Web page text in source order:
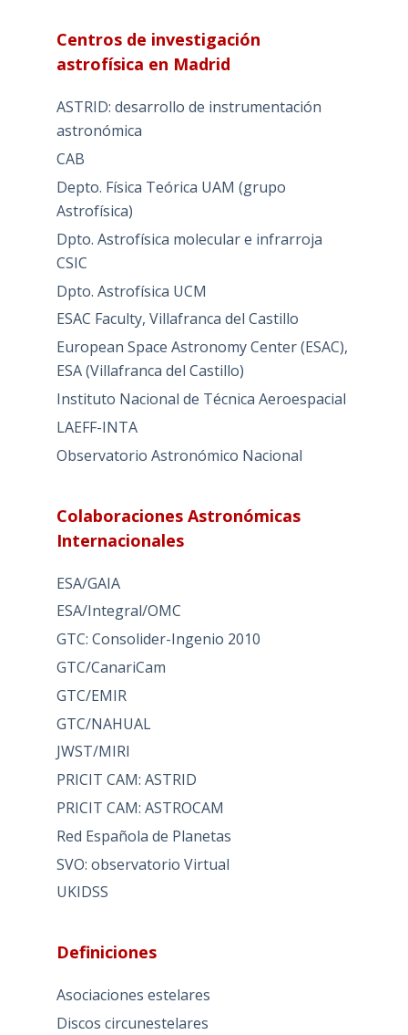
Centros de investigación
astrofísica en Madrid
ASTRID: desarrollo de instrumentación
astronómica
CAB
Depto. Física Teórica UAM (grupo
Astrofísica)
Dpto. Astrofísica molecular e infrarroja
CSIC
Dpto. Astrofísica UCM
ESAC Faculty, Villafranca del Castillo
European Space Astronomy Center (ESAC),
ESA (Villafranca del Castillo)
Instituto Nacional de Técnica Aeroespacial
LAEFF-INTA
Observatorio Astronómico Nacional
Colaboraciones Astronómicas
Internacionales
ESA/GAIA
ESA/Integral/OMC
GTC: Consolider-Ingenio 2010
GTC/CanariCam
GTC/EMIR
GTC/NAHUAL
JWST/MIRI
PRICIT CAM: ASTRID
PRICIT CAM: ASTROCAM
Red Española de Planetas
SVO: observatorio Virtual
UKIDSS
Definiciones
Asociaciones estelares
Discos circunestelares